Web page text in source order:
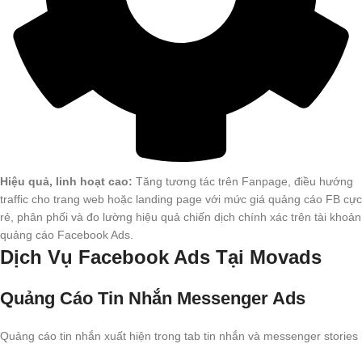
Hiệu quả, linh hoạt cao: Tăng tương tác trên Fanpage, điều hướng
traffic cho trang web hoặc landing page với mức giá quảng cáo FB cực
rẻ, phân phối và đo lường hiệu quả chiến dịch chính xác trên tài khoản
quảng cáo Facebook Ads.
Dịch Vụ Facebook Ads Tại Movads
Quảng Cáo Tin Nhắn Messenger Ads
Quảng cáo tin nhắn xuất hiện trong tab tin nhắn và messenger stories